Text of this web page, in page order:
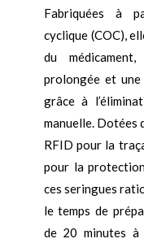
Fabriquées à
cyclique (COC),
du
prolongée et
grâce à
manuelle. Dotées
RFID pour la
pour la
ces seringues
le temps de
de 20 minutes à